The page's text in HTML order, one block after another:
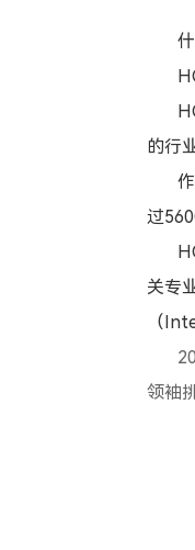
的行
过
关专
（
领袖